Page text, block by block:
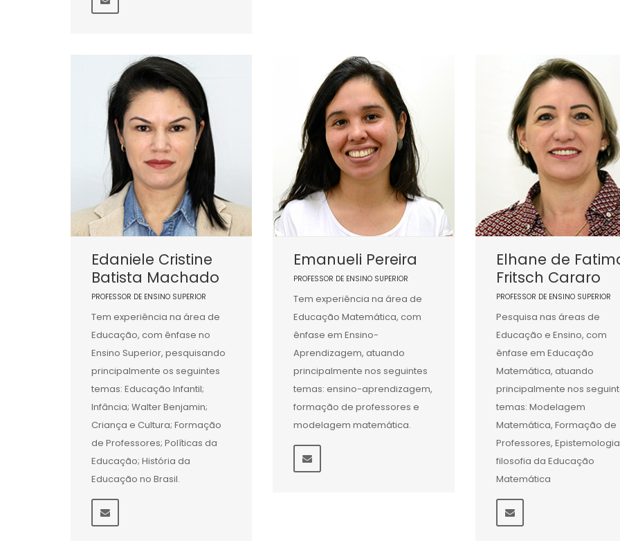
Edaniele Cristine
Batista Machado
PROFESSOR DE ENSINO SUPERIOR
Tem experiência na área de
Educação, com ênfase no
Ensino Superior, pesquisando
principalmente os seguintes
temas: Educação Infantil;
Infância; Walter Benjamin;
Criança e Cultura; Formação
de Professores; Políticas da
Educação; História da
Educação no Brasil.
Emanueli Pereira
PROFESSOR DE ENSINO SUPERIOR
Tem experiência na área de
Educação Matemática, com
ênfase em Ensino-
Aprendizagem, atuando
principalmente nos seguintes
temas: ensino-aprendizagem,
formação de professores e
modelagem matemática.
Elhane de
Fritsch Cararo
PROFESSOR DE ENSINO SUPERIOR
Pesquisa nas áreas de
Educação e Ensino, com
ênfase em Educação
Matemática, atuando
principalmente nos
temas: Modelagem
Matemática, Formação de
Professores,
filosofia da Educação
Matemática